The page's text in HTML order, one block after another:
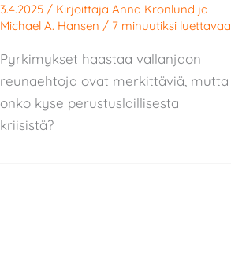
3.4.2025 / Kirjoittaja Anna Kronlund ja
Michael A. Hansen / 7 minuutiksi luettavaa
Pyrkimykset haastaa vallanjaon
reunaehtoja ovat merkittäviä, mutta
onko kyse perustuslaillisesta
kriisistä?